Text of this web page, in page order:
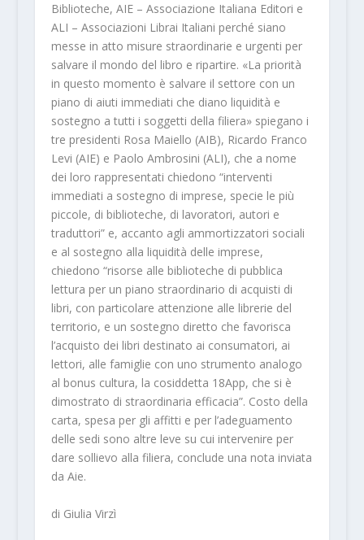
Biblioteche, AIE – Associazione Italiana Editori e
ALI – Associazioni Librai Italiani perché siano
messe in atto misure straordinarie e urgenti per
salvare il mondo del libro e ripartire. «La priorità
in questo momento è salvare il settore con un
piano di aiuti immediati che diano liquidità e
sostegno a tutti i soggetti della filiera» spiegano i
tre presidenti Rosa Maiello (AIB), Ricardo Franco
Levi (AIE) e Paolo Ambrosini (ALI), che a nome
dei loro rappresentati chiedono “interventi
immediati a sostegno di imprese, specie le più
piccole, di biblioteche, di lavoratori, autori e
traduttori” e, accanto agli ammortizzatori sociali
e al sostegno alla liquidità delle imprese,
chiedono “risorse alle biblioteche di pubblica
lettura per un piano straordinario di acquisti di
libri, con particolare attenzione alle librerie del
territorio, e un sostegno diretto che favorisca
l’acquisto dei libri destinato ai consumatori, ai
lettori, alle famiglie con uno strumento analogo
al bonus cultura, la cosiddetta 18App, che si è
dimostrato di straordinaria efficacia”. Costo della
carta, spesa per gli affitti e per l’adeguamento
delle sedi sono altre leve su cui intervenire per
dare sollievo alla filiera, conclude una nota inviata
da Aie.
di Giulia Virzì